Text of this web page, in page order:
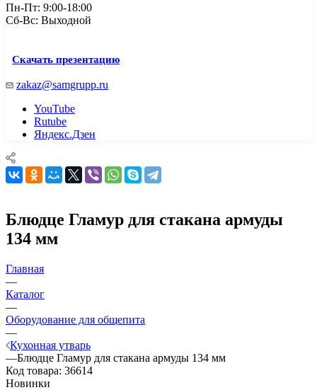
Пн-Пт: 9:00-18:00
Сб-Вс: Выходной
Скачать презентацию
zakaz@samgrupp.ru
YouTube
Rutube
Яндекс.Дзен
Блюдце Гламур для стакана армуды
134 мм
Главная
—
Каталог
—
Оборудование для общепита
—
Кухонная утварь
—Блюдце Гламур для стакана армуды 134 мм
Код товара: 36614
Новинки